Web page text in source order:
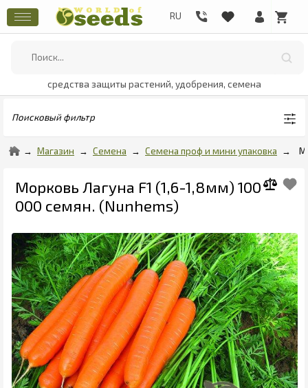
средства защиты растений, удобрения, семена
Поисковый фильтр
Магазин Семена Семена проф и мини упаковка
Морковь Лагуна F1 (1,6-1,8мм) 100
000 семян. (Nunhems)